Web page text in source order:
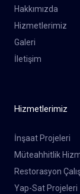
Hakkımızda
Hizmetlerimiz
Galeri
İletişim
Hizmetlerimiz
İnşaat Projeleri
Müteahhitlik
Restorasyon
Yap-Sat Projeleri